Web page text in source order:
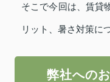
そこで今回は、賃貸
リット、暑さ対策に
弊社への